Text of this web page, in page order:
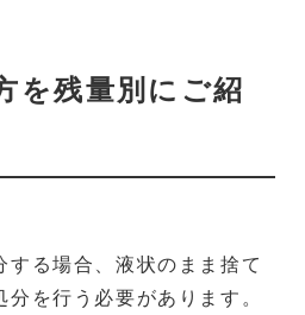
を残量別にご紹
する場合、液状のまま捨て
を行う必要があります。